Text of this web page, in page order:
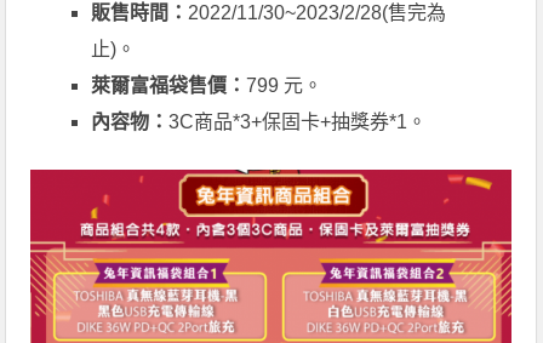
販售時間： 2022/11/30~2023/2/28(售完為
止)。
萊爾富福袋售價：799 元。
內容物：3C商品*3+保固卡+抽獎券*1。